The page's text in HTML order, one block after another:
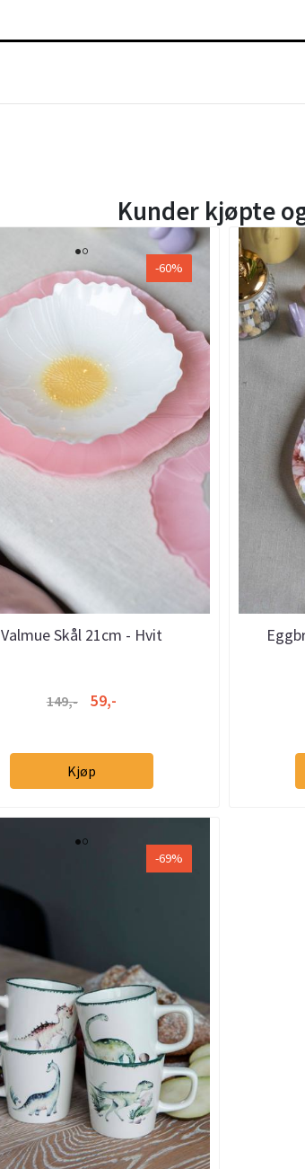
Kunder kjøpte
-60%
Valmue Skål 21cm - Hvit
149,- 59,-
Kjøp
-69%